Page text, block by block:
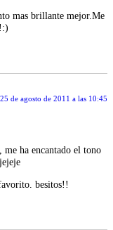
mas brillante mejor.Me
25 de agosto de 2011 a las 10:45
ha encantado el tono
besitos!!